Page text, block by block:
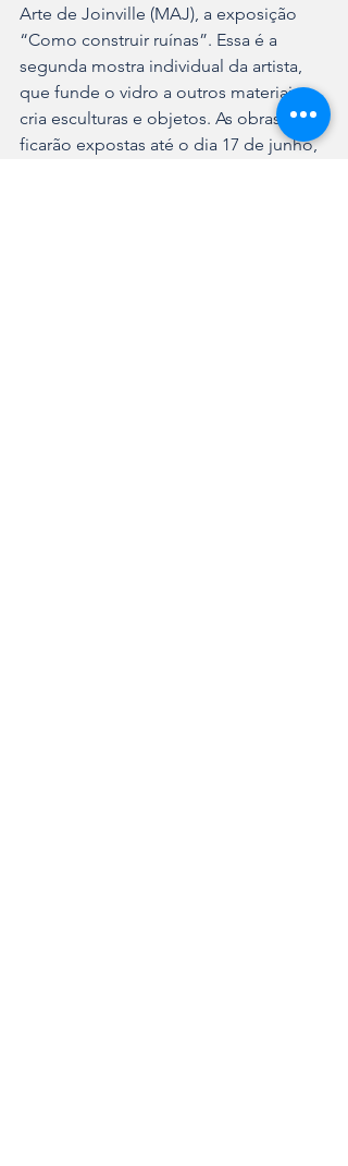
Arte de Joinville (MAJ), a exposição
“Como construir ruínas”. Essa é a
segunda mostra individual da artista,
que funde o vidro a outros materiais e
cria esculturas e objetos. As obras
ficarão expostas até o dia 17 de junho,